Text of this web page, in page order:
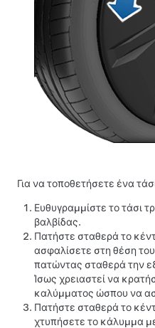
Για να τοποθετήσετε ένα
Ευθυγραμμίστε το τάσι
βαλβίδας.
Πατήστε σταθερά το
ασφαλίσετε στη θέση
πατώντας σταθερά την
Ίσως χρειαστεί να
καλύμματος ώσπου να
Πατήστε σταθερά το
χτυπήσετε το κάλυμμα